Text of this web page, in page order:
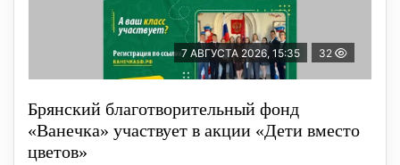
7 АВГУСТА 2026, 15:35 32
Брянский благотворительный фонд
«Ванечка» участвует в акции «Дети вместо
цветов»